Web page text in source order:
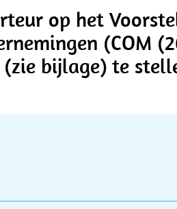
op het
(COM
bijlage) te